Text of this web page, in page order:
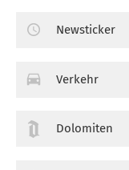
Newsticker
Verkehr
Dolomiten